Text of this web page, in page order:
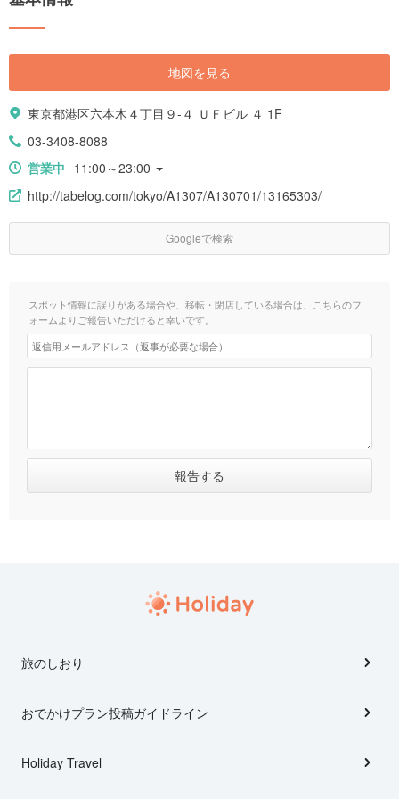
地図を見る
東京都港区六本木４丁目９-４ ＵＦビル ４ 1F
03-3408-8088
営業中 11:00～23:00
http://tabelog.com/tokyo/A1307/A130701/13165303/
Googleで検索
スポット情報に誤りがある場合や、移転・閉店している場合は、こちらのフ
ォームよりご報告いただけると幸いです。
旅のしおり
おでかけプラン投稿ガイドライン
Holiday Travel